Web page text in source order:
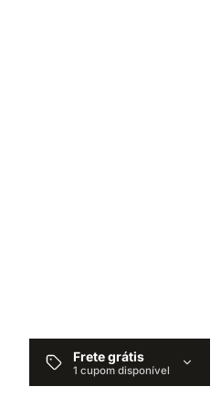
Frete grátis
1 cupom disponível